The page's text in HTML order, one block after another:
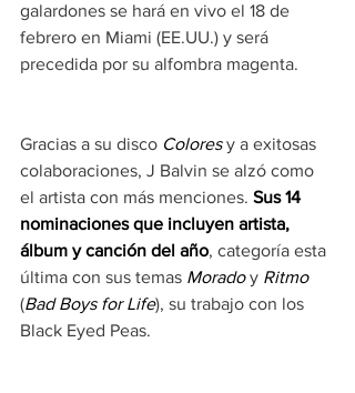
galardones se hará en vivo el 18 de
febrero en Miami (EE.UU.) y será
precedida por su alfombra magenta.
Gracias a su disco Colores y a exitosas
colaboraciones, J Balvin se alzó como
el artista con más menciones. Sus 14
nominaciones que incluyen artista,
álbum y canción del año, categoría esta
última con sus temas Morado y Ritmo
(Bad Boys for Life), su trabajo con los
Black Eyed Peas.